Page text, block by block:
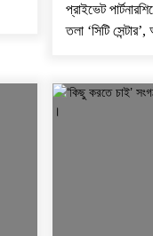
প্রাইভেট
তলা ‘সিটি